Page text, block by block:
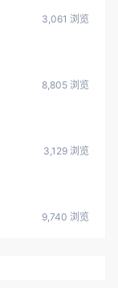
3,061 浏览
8,805 浏览
3,129 浏览
9,740 浏览